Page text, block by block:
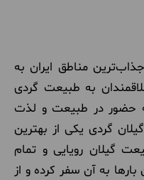
مناطق ایران به
به طبیعت گردی
حضور در طبیعت و لذت
گردی یکی از بهترین
گیلان رویایی و تمام
به آن سفر کرده و از